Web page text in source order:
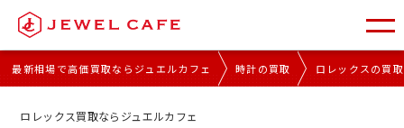
最新相場で高価買取ならジュエルカフェ 時計の買取 ロレックスの買取
ロレックス買取ならジュエルカフェ